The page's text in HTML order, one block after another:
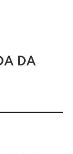
DA